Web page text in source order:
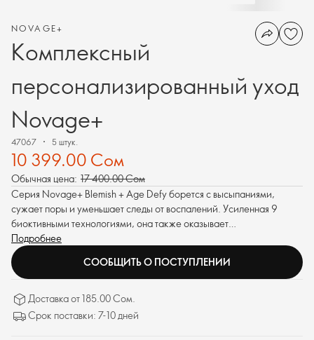
NOVAGE+
Комплексный
персонализированный уход
Novage+
47067 5 штук.
10 399.00 Сом
Обычная цена: 17 400.00 Сом
Серия Novage+ Blemish + Age Defy борется с высыпаниями,
сужает поры и уменьшает следы от воспалений. Усиленная 9
биоктивными технологиями, она также оказывает
омолаживающее действие: разглаживает морщины и укрепляет
защитный барьер кожи. Заметный результат при регулярном
использовании уже через 2 недели.
Подробнее
СООБЩИТЬ О ПОСТУПЛЕНИИ
Доставка от 185.00 Сом.
Срок поставки: 7-10 дней